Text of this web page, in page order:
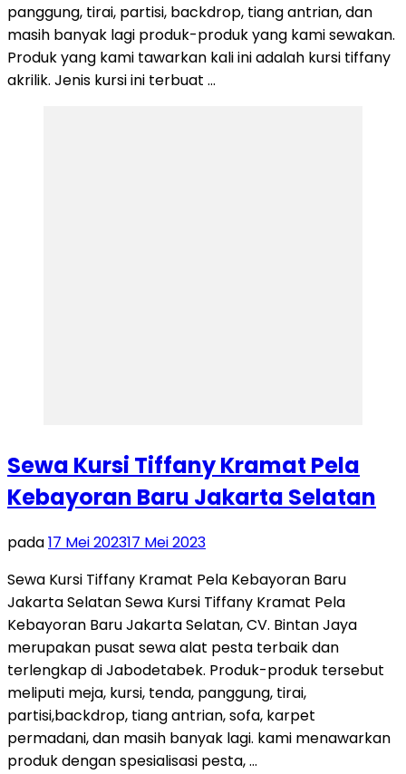
panggung, tirai, partisi, backdrop, tiang antrian, dan
masih banyak lagi produk-produk yang kami sewakan.
Produk yang kami tawarkan kali ini adalah kursi tiffany
akrilik. Jenis kursi ini terbuat …
Sewa Kursi Tiffany Kramat Pela
Kebayoran Baru Jakarta Selatan
pada17 Mei 202317 Mei 2023
Sewa Kursi Tiffany Kramat Pela Kebayoran Baru
Jakarta Selatan Sewa Kursi Tiffany Kramat Pela
Kebayoran Baru Jakarta Selatan, CV. Bintan Jaya
merupakan pusat sewa alat pesta terbaik dan
terlengkap di Jabodetabek. Produk-produk tersebut
meliputi meja, kursi, tenda, panggung, tirai,
partisi,backdrop, tiang antrian, sofa, karpet
permadani, dan masih banyak lagi. kami menawarkan
produk dengan spesialisasi pesta, …